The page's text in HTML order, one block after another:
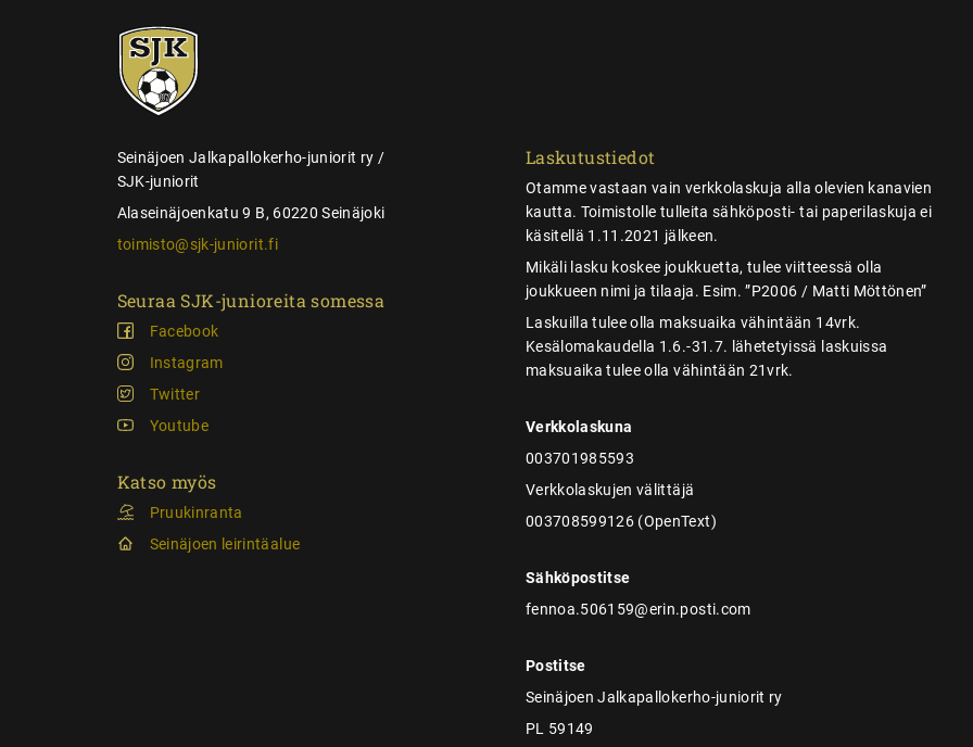
SJK-
juniorit
Seinäjoen Jalkapallokerho-juniorit ry /
SJK-juniorit
Alaseinäjoenkatu 9 B, 60220 Seinäjoki
toimisto@sjk-juniorit.fi
Seuraa SJK-junioreita somessa
Facebook
Instagram
Twitter
Youtube
Katso myös
Pruukinranta
Seinäjoen leirintäalue
Laskutustiedot
Otamme vastaan vain verkkolaskuja alla olevien kanavien
kautta. Toimistolle tulleita sähköposti- tai paperilaskuja ei
käsitellä 1.11.2021 jälkeen.
Mikäli lasku koskee joukkuetta, tulee viitteessä olla
joukkueen nimi ja tilaaja. Esim. ”P2006 / Matti Möttönen”
Laskuilla tulee olla maksuaika vähintään 14vrk.
Kesälomakaudella 1.6.-31.7. lähetetyissä laskuissa
maksuaika tulee olla vähintään 21vrk.
Verkkolaskuna
003701985593
Verkkolaskujen välittäjä
003708599126 (OpenText)
Sähköpostitse
fennoa.506159@erin.posti.com
Postitse
Seinäjoen Jalkapallokerho-juniorit ry
PL 59149